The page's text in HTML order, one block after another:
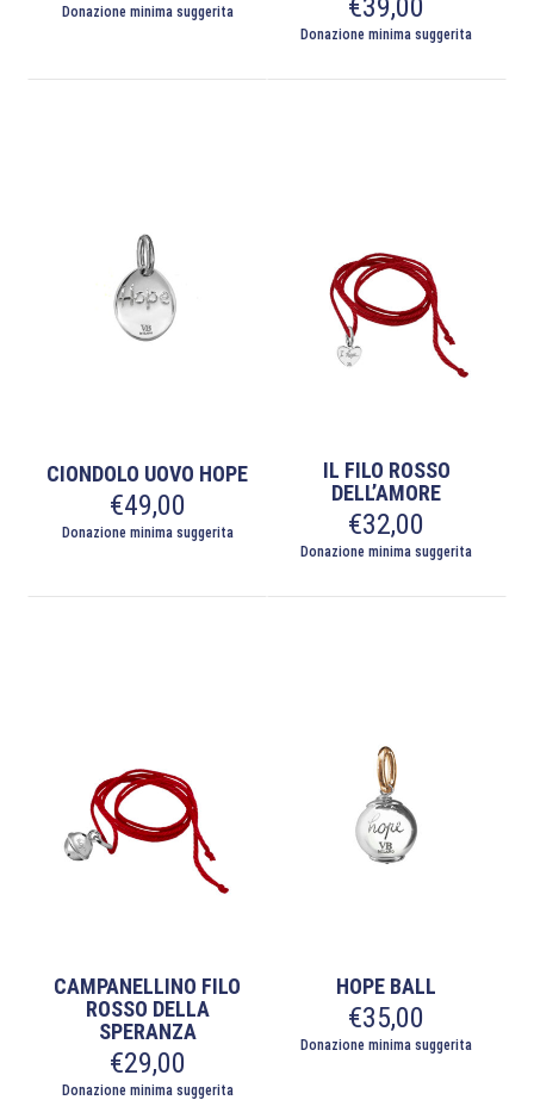
Donazione minima suggerita €39,00
Donazione minima suggerita
Questo
possono
essere
CIONDOLO UOVO HOPE
€49,00
Donazione minima suggerita
IL FILO ROSSO
DELL’AMORE
€32,00
Donazione minima suggerita
CAMPANELLINO FILO
ROSSO DELLA
SPERANZA
€29,00
Donazione minima suggerita
HOPE BALL
€35,00
Donazione minima suggerita